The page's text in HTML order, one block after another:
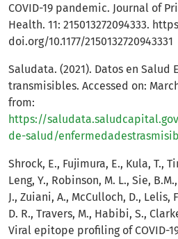
COVID-19 pandemic. Journal of
Health. 11: 215013272094333.
doi.org/10.1177/2150132720943331
Saludata. (2021). Datos en Salud
transmisibles. Accessed on:
from:
https://
de-salud/
Shrock, E., Fujimura, E., Kula, T.,
Leng, Y., Robinson, M. L., Sie,
J., Zuiani, A., McCulloch, D., Lelis,
D. R., Travers, M., Habibi, S.,
Viral epitope profiling of COVID-